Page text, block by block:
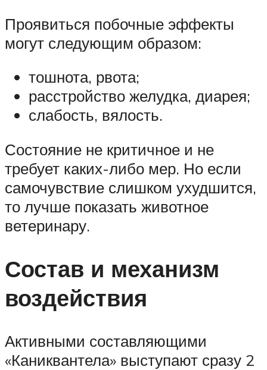
Проявиться побочные эффекты
могут следующим образом:
тошнота, рвота;
расстройство желудка, диарея;
слабость, вялость.
Состояние не критичное и не
требует каких-либо мер. Но если
самочувствие слишком ухудшится,
то лучше показать животное
ветеринару.
Состав и механизм
воздействия
Активными составляющими
«Каниквантела» выступают сразу 2